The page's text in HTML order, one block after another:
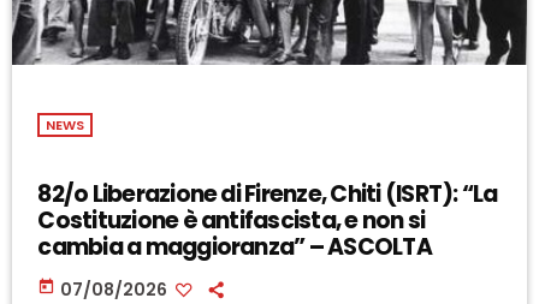
NEWS
82/o Liberazione di Firenze, Chiti (ISRT): “La
Costituzione è antifascista, e non si
cambia a maggioranza” – ASCOLTA
today 07/08/2026